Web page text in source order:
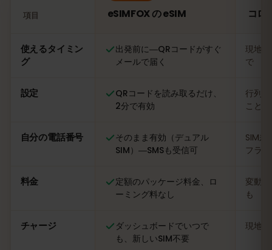
項目 eSIMFOX の eSIM コロ
使えるタイミン
グ
出発前に―QRコードがすぐ
メールで届く
現地
で
設定
QRコードを読み取るだけ、
2分で有効
行列
ことも
自分の電話番号
そのまま有効（デュアル
SIM）―SMSも受信可
SIM
フラ
料金
定額のパッケージ料金、ロ
ーミング料なし
変動
も
チャージ
ダッシュボードでいつで
も、新しいSIM不要
現地